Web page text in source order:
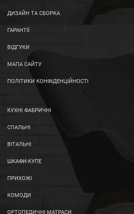
ДИЗАЙН ТА СБОРКА
ГАРАНТІЇ
ВІДГУКИ
МАПА САЙТУ
ПОЛІТИКИ КОНФІДЕНЦІЙНОСТІ
КУХНІ ФАБРИЧНІ
СПАЛЬНІ
ВІТАЛЬНІ
ШКАФИ-КУПЕ
ПРИХОЖІ
КОМОДИ
ОРТОПЕДИЧНІ МАТРАСИ